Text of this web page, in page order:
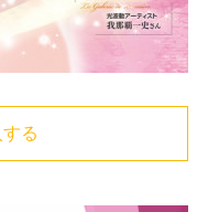
る